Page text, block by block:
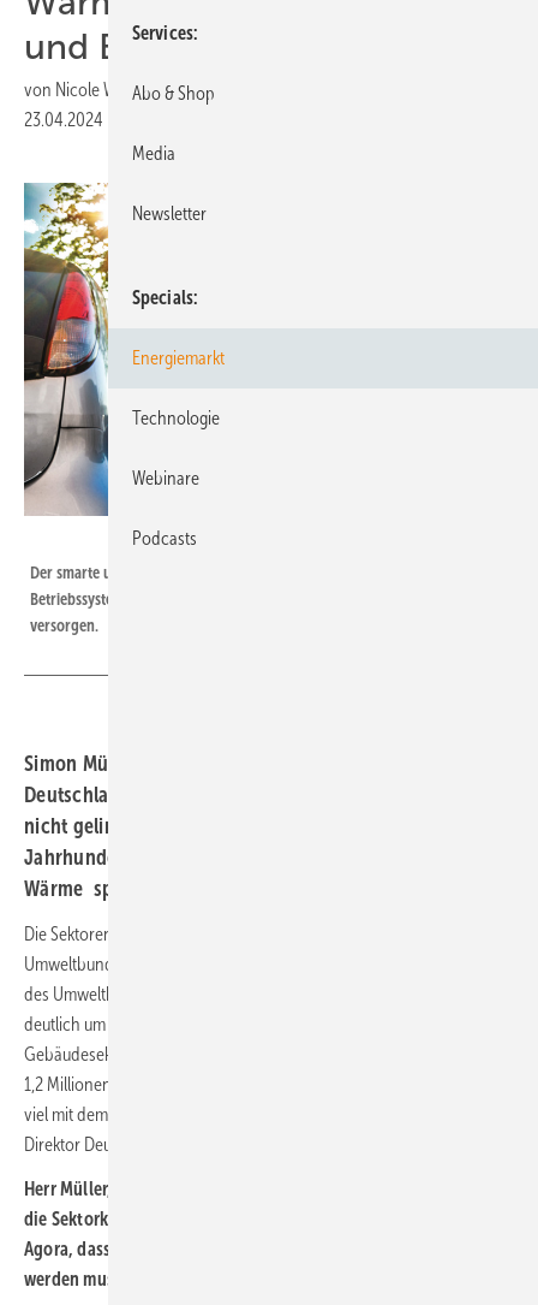
und E-Autos
von Nicole Weinhold
23.04.2024
Der smarte und kompakte Energiespeicher mit flexibel erweiterbarem
Betriebssystem erlaubt den Kunden, ihr E-Auto kostengünstig zu
versorgen.
Simon Müller, Direktor von Agora Energiewende
Deutschland, erklärt, warum es ohne Sektorkopplung
nicht gelingen wird, in Deutschland bis zur Mitte des
Jahrhunderts Klimaneutralität zu erreichen. Verkehr und
Wärme spielen dabei eine wichtige Rolle.
Die Sektoren Gebäude und Verkehr haben 2023 laut
Umweltbundesamt (UBA)
des Umweltbundeamtes verfehlte der Verkehrssektor sein Ziel
deutlich um 12,8 Millionen Tonnen CO2-Äquivalente. Der
Gebäudesektor sparte zwar deutlicher ein, verfehlte sein Ziel aber um
1,2 Millionen Tonnen CO2-Äquivalente. Warum diese Verfehlung auch
viel mit dem Thema Sektorkopplung zu tun hat, erklärt Simon Müller,
Direktor Deutschland des Thinktanks
Herr Müller, welche Herausforderungen, welche Chancen bietet
die Sektorkopplung – auch in Hinblick auf den Hinweis von
Agora, dass die Klimapolitik bei Verkehr und Wärme noch besser
werden muss?
Services
Abo & Shop
Media
Newsletter
Specials
Energiemarkt
Technologie
Webinare
Podcasts